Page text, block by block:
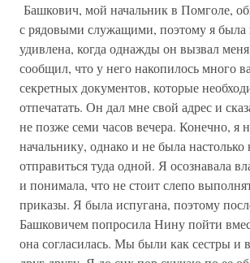
Башкович, мой начальник в Помголе,
с рядовыми служащими, поэтому я была
удивлена, когда однажды он вызвал
сообщил, что у него накопилось много
секретных документов, которые
отпечатать. Он дал мне свой адрес и
не позже семи часов вечера. Конечно, я
начальнику, однако и не была
отправиться туда одной. Я осознавала
и понимала, что не стоит слепо
приказы. Я была испугана, поэтому
Башковичем попросила Нину пойти
она согласилась. Мы были как сестры и